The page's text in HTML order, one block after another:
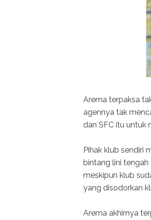
Arema terpaksa
agennya tak
dan SFC itu untuk
Pihak klub sendiri
bintang lini tengah
meskipun klub
yang disodorkan
Arema akhirnya